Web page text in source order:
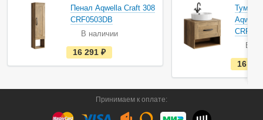
Пенал Aqwella Craft 308
CRF0503DB
В наличии
е
с
т
н
а
и
16 291
Тумба
В
16
Принимаем к оплате: